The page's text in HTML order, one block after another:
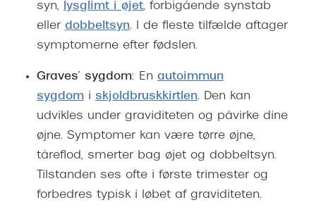
syn,
lysglimt i øjet, forbigående synstab
eller dobbeltsyn. I de fleste tilfælde aftager
symptomerne efter fødslen.
Graves’ sygdom: En autoimmun
sygdom i skjoldbruskkirtlen. Den kan
udvikles under graviditeten og påvirke dine
øjne. Symptomer kan være tørre øjne,
tåreflod, smerter bag øjet og dobbeltsyn.
Tilstanden ses ofte i første trimester og
forbedres typisk i løbet af graviditeten.